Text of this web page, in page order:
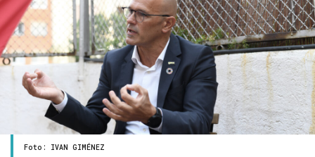
Foto: IVAN GIMÉNEZ